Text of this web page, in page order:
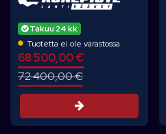
Takuu 24 kk
Tuotetta ei ole varastossa
68 500,00 €
72 400,00 €
Tarjouspyyntö